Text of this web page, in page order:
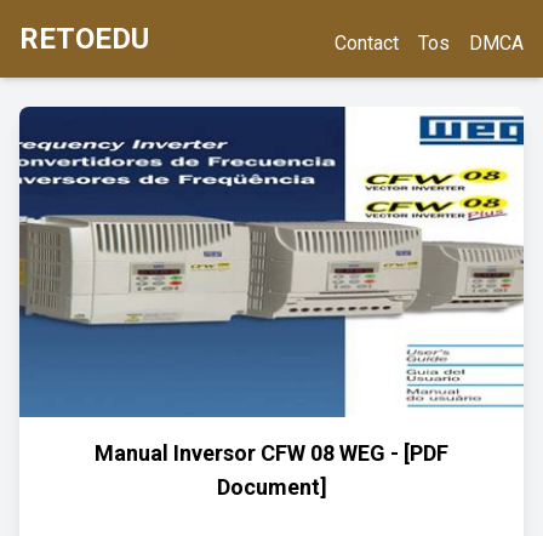
RETOEDU Contact Tos DMCA
Manual Inversor CFW 08 WEG - [PDF
Document]